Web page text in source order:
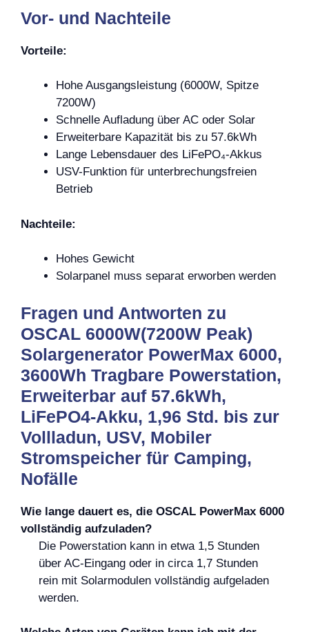
Vor- und Nachteile
Vorteile:
Hohe Ausgangsleistung (6000W, Spitze
7200W)
Schnelle Aufladung über AC oder Solar
Erweiterbare Kapazität bis zu 57.6kWh
Lange Lebensdauer des LiFePO₄-Akkus
USV-Funktion für unterbrechungsfreien
Betrieb
Nachteile:
Hohes Gewicht
Solarpanel muss separat erworben werden
Fragen und Antworten zu
OSCAL 6000W(7200W Peak)
Solargenerator PowerMax 6000,
3600Wh Tragbare Powerstation,
Erweiterbar auf 57.6kWh,
LiFePO4-Akku, 1,96 Std. bis zur
Vollladun, USV, Mobiler
Stromspeicher für Camping,
Nofälle
Wie lange dauert es, die OSCAL PowerMax 6000
vollständig aufzuladen?
Die Powerstation kann in etwa 1,5 Stunden
über AC-Eingang oder in circa 1,7 Stunden
rein mit Solarmodulen vollständig aufgeladen
werden.